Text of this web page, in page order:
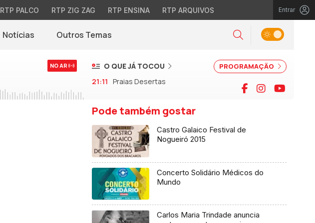
RTP PALCO RTP ZIG ZAG RTP ENSINA RTP ARQUIVOS Entrar
Notícias(abre em nova janela)
Outros Temas Pesquisar
Alternar tema
NO AR PROGRAMAÇÃO
O QUE JÁ TOCOU
21:11 Praias Desertas Facebook
Instagram
Pode também gostar
Castro Galaico Festival de
Nogueiró 2015
Concerto Solidário Médicos do
Mundo
Carlos Maria Trindade anuncia